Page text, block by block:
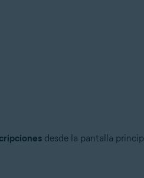
desde la pantalla